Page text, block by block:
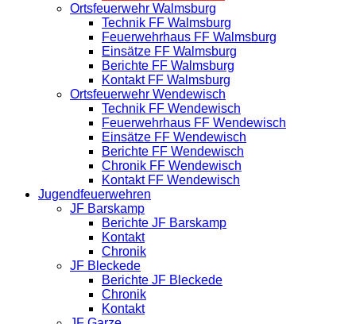
Ortsfeuerwehr Walmsburg
Technik FF Walmsburg
Feuerwehrhaus FF Walmsburg
Einsätze FF Walmsburg
Berichte FF Walmsburg
Kontakt FF Walmsburg
Ortsfeuerwehr Wendewisch
Technik FF Wendewisch
Feuerwehrhaus FF Wendewisch
Einsätze FF Wendewisch
Berichte FF Wendewisch
Chronik FF Wendewisch
Kontakt FF Wendewisch
Jugendfeuerwehren
JF Barskamp
Berichte JF Barskamp
Kontakt
Chronik
JF Bleckede
Berichte JF Bleckede
Chronik
Kontakt